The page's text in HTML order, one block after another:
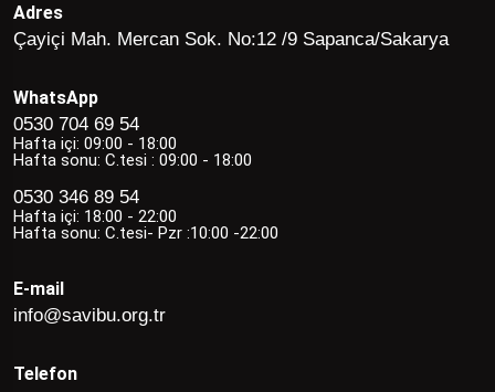
Adres
Çayiçi Mah. Mercan Sok. No:12 /9 Sapanca/Sakarya
WhatsApp
0530 704 69 54
Hafta içi: 09:00 - 18:00
Hafta sonu: C.tesi : 09:00 - 18:00
0530 346 89 54
Hafta içi: 18:00 - 22:00
Hafta sonu: C.tesi- Pzr :10:00 -22:00
E-mail
info@savibu.org.tr
Telefon